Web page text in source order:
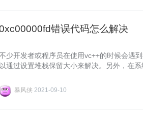
错误代码怎么解决
少开发者或程序员在使用vc++的时候会遇
以通过设置堆栈保留大小来解决。另外，在
暴风侠 2021-09-10